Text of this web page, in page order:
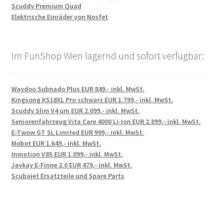
Scuddy Premium Quad
Elektrische Einräder von Nosfet
Im FunShop Wien lagernd und sofort verfügbar:
Waydoo Subnado Plus EUR 849,- inkl. MwSt.
Kingsong KS18XL Pro schwarz EUR 1.799,- inkl. MwSt.
Scuddy Slim V4 um EUR 2.099,- inkl. MwSt.
Seniorenfahrzeug Vita Care 4000 Li-Ion EUR 2.899,- inkl. MwSt.
E-Twow GT SL Limited EUR 999,- inkl. MwSt.
Mobot EUR 1.649,- inkl. MwSt.
Inmotion V8S EUR 1.099,- inkl. MwSt.
Jaykay E-Finne 2.0 EUR 479,- inkl. MwSt.
Scubajet Ersatzteile und Spare Parts